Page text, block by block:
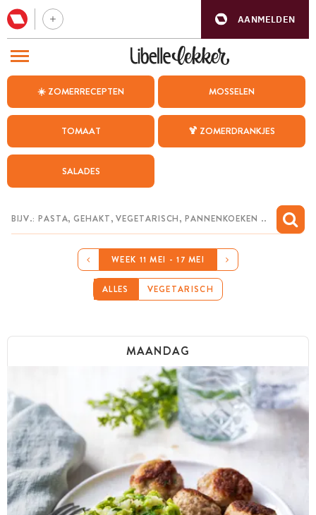
AANMELDEN
☀️ ZOMERRECEPTEN MOSSELEN
TOMAAT 🍹 ZOMERDRANKJES
SALADES
WEEK 11 MEI - 17 MEI
ALLES VEGETARISCH
MAANDAG
BEZOEK ONZE ANDERE WEBSITES
WEEKMENU
CHAT MET MAIA
MIJN BEWAARDE RECEPTEN